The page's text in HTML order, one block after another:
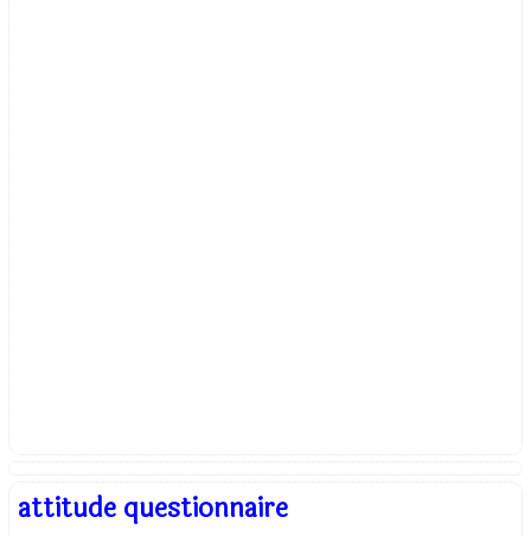
attitude questionnaire